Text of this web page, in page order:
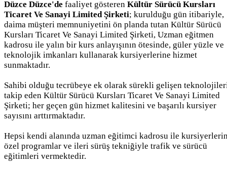
Düzce Düzce'de faaliyet gösteren Kültür Sürücü Kursları
Ticaret Ve Sanayi Limited Şirketi; kurulduğu gün itibariyle,
daima müşteri memnuniyetini ön planda tutan Kültür Sürücü
Kursları Ticaret Ve Sanayi Limited Şirketi, Uzman eğitmen
kadrosu ile yalın bir kurs anlayışının ötesinde, güler yüzle ve
teknolojik imkanları kullanarak kursiyerlerine hizmet
sunmaktadır.
Sahibi olduğu tecrübeye ek olarak sürekli gelişen
takip eden Kültür Sürücü Kursları Ticaret Ve Sanayi Limited
Şirketi; her geçen gün hizmet kalitesini ve başarılı kursiyer
sayısını arttırmaktadır.
Hepsi kendi alanında uzman eğitimci kadrosu ile
özel programlar ve ileri sürüş tekniğiyle trafik ve sürücü
eğitimleri vermektedir.